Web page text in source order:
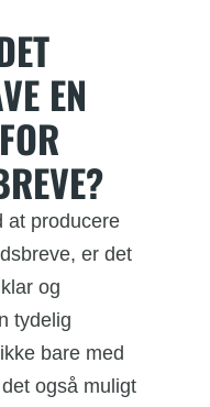
EN
at producere
er det
og
tydelig
bare med
også muligt